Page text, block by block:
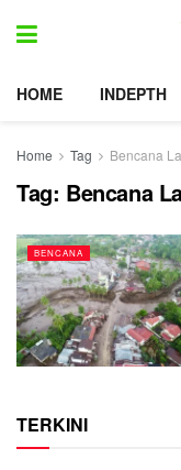
HOME INDEPTH
Home Tag Bencana
Tag: Bencana
BENCANA
TERKINI